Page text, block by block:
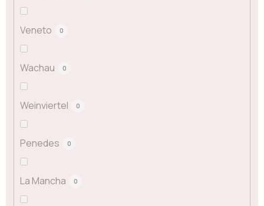
Veneto 0
Wachau 0
Weinviertel 0
Penedes 0
La Mancha 0